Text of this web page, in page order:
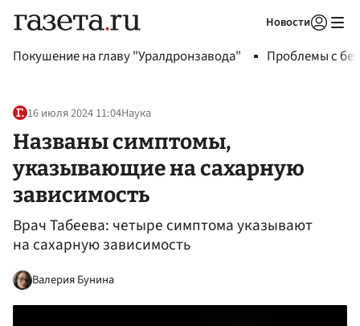
Новости
Покушение на главу "Уралдронзавода" Проблемы с
16 июля 2024 11:04Наука
Названы симптомы,
указывающие на сахарную
зависимость
Врач Табеева: четыре симптома указывают
на сахарную зависимость
Валерия Бунина